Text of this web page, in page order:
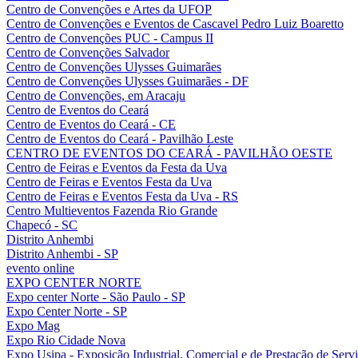
Centro de Convenções e Artes da UFOP
Centro de Convenções e Eventos de Cascavel Pedro Luiz Boaretto
Centro de Convenções PUC - Campus II
Centro de Convenções Salvador
Centro de Convenções Ulysses Guimarães
Centro de Convenções Ulysses Guimarães - DF
Centro de Convenções, em Aracaju
Centro de Eventos do Ceará
Centro de Eventos do Ceará - CE
Centro de Eventos do Ceará - Pavilhão Leste
CENTRO DE EVENTOS DO CEARÁ - PAVILHÃO OESTE
Centro de Feiras e Eventos da Festa da Uva
Centro de Feiras e Eventos Festa da Uva
Centro de Feiras e Eventos Festa da Uva - RS
Centro Multieventos Fazenda Rio Grande
Chapecó - SC
Distrito Anhembi
Distrito Anhembi - SP
evento online
EXPO CENTER NORTE
Expo center Norte - São Paulo - SP
Expo Center Norte - SP
Expo Mag
Expo Rio Cidade Nova
Expo Usipa - Exposição Industrial, Comercial e de Prestação de